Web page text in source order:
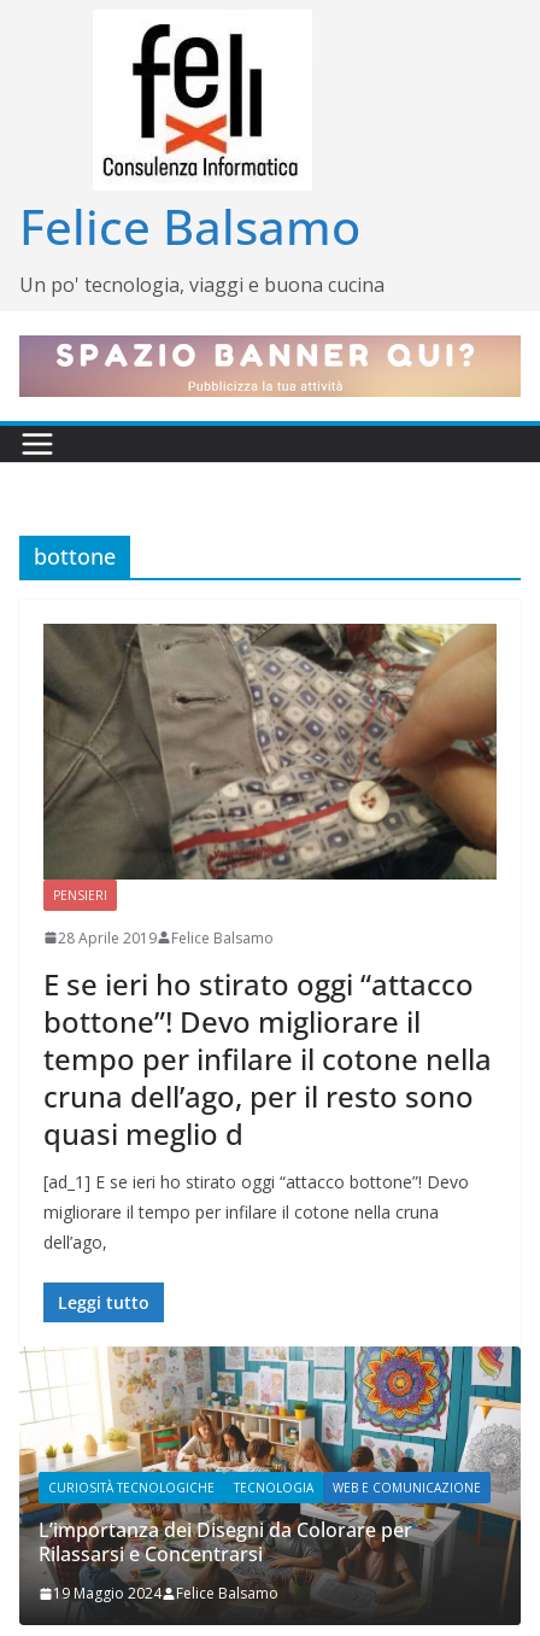
Felice Balsamo
Un po' tecnologia, viaggi e buona cucina
bottone
PENSIERI
28 Aprile 2019 Felice Balsamo
E se ieri ho stirato oggi “attacco
bottone”! Devo migliorare il
tempo per infilare il cotone nella
cruna dell’ago, per il resto sono
quasi meglio d
[ad_1] E se ieri ho stirato oggi “attacco bottone”! Devo
migliorare il tempo per infilare il cotone nella cruna
dell’ago,
Leggi tutto
WEB E COMUNICAZIONE
Prupix Studio Grafico
2 Novembre 2023 Felice Balsamo